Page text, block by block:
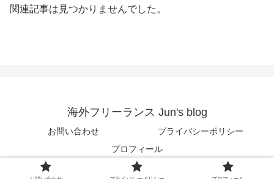
関連記事は見つかりませんでした。
海外フリーランス Jun's blog
お問い合わせ
プライバシーポリシー
プロフィール
© 2018 海外フリーランス Jun's blog.